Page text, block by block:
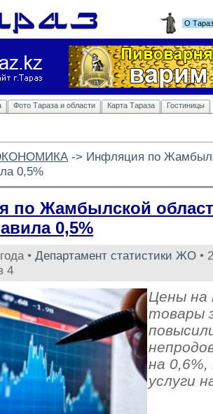
О
Фото Тараза и области Карта Тараза Гостиницы
-> Инфляция по
0,5%
по Жамбылской
0,5%
• Департамент статистики ЖО •
4
Цены на
товары
на
услуги